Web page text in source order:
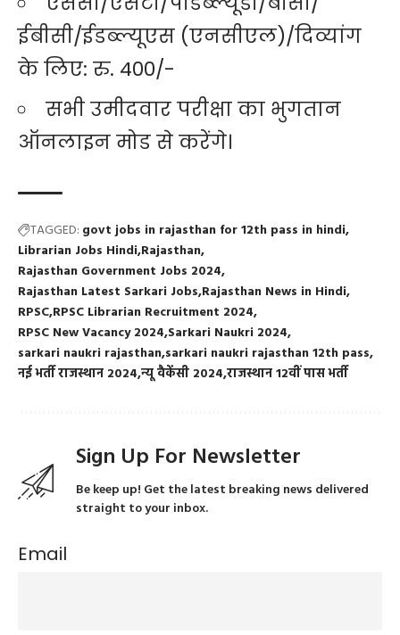
ईबीसी/ईडब्ल्यूएस (एनसीएल)/दिव्यांग
के लिए: रु. 400/-
सभी उमीदवार परीक्षा का भुगतान
ऑनलाइन मोड से करेंगे।
TAGGED: govt jobs in rajasthan for 12th pass in hindi
Librarian Jobs Hindi Rajasthan
Rajasthan Government Jobs 2024
Rajasthan Latest Sarkari Jobs Rajasthan News in Hindi
RPSC RPSC Librarian Recruitment 2024
RPSC New Vacancy 2024 Sarkari Naukri 2024
sarkari naukri rajasthan sarkari naukri rajasthan 12th pass
नई भर्ती राजस्थान 2024 न्यू वैकेंसी 2024 राजस्थान 12वीं पास भर्ती
Sign Up For Newsletter
Be keep up! Get the latest breaking news delivered
straight to your inbox.
Email